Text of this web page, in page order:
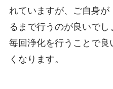
れていますが、ご自身
るまで行うのが良いでし
毎回浄化を行うことで
くなります。